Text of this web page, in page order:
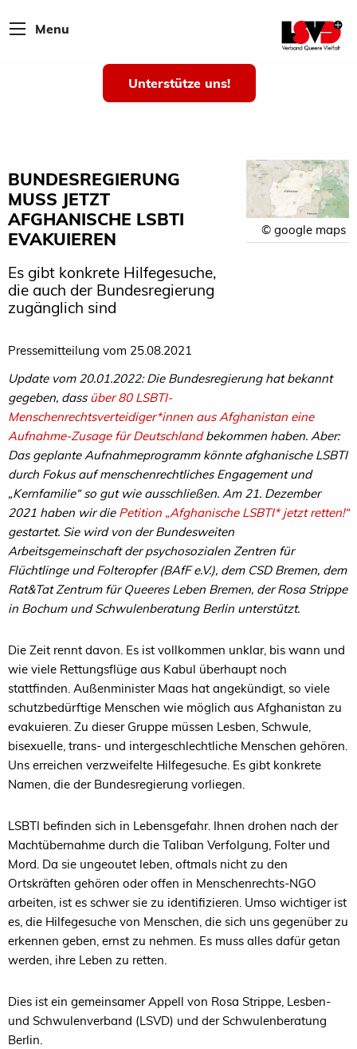
Menu
Unterstütze uns!
BUNDESREGIERUNG
MUSS JETZT
AFGHANISCHE LSBTI
EVAKUIEREN
Es gibt konkrete Hilfegesuche,
die auch der Bundesregierung
zugänglich sind
© google maps
Pressemitteilung vom 25.08.2021
Update vom 20.01.2022: Die Bundesregierung hat bekannt
gegeben, dass über 80 LSBTI-
Menschenrechtsverteidiger*innen aus Afghanistan eine
Aufnahme-Zusage für Deutschlandbekommen haben. Aber:
Das geplante Aufnahmeprogramm könnte afghanische LSBTI
durch Fokus auf menschenrechtliches Engagement und
„Kernfamilie“ so gut wie ausschließen. Am 21. Dezember
2021 haben wir die Petition „Afghanische LSBTI* jetzt retten!“
gestartet. Sie wird von der Bundesweiten
Arbeitsgemeinschaft der psychosozialen Zentren für
Flüchtlinge und Folteropfer (BAfF e.V.), dem CSD Bremen, dem
Rat&Tat Zentrum für Queeres Leben Bremen, der Rosa Strippe
in Bochum und Schwulenberatung Berlin unterstützt.
Die Zeit rennt davon. Es ist vollkommen unklar, bis wann und
wie viele Rettungsflüge aus Kabul überhaupt noch
stattfinden. Außenminister Maas hat angekündigt, so viele
schutzbedürftige Menschen wie möglich aus Afghanistan zu
evakuieren. Zu dieser Gruppe müssen Lesben, Schwule,
bisexuelle, trans- und intergeschlechtliche Menschen gehören.
Uns erreichen verzweifelte Hilfegesuche. Es gibt konkrete
Namen, die der Bundesregierung vorliegen.
LSBTI befinden sich in Lebensgefahr. Ihnen drohen nach der
Machtübernahme durch die Taliban Verfolgung, Folter und
Mord. Da sie ungeoutet leben, oftmals nicht zu den
Ortskräften gehören oder offen in Menschenrechts-NGO
arbeiten, ist es schwer sie zu identifizieren. Umso wichtiger ist
es, die Hilfegesuche von Menschen, die sich uns gegenüber zu
erkennen geben, ernst zu nehmen. Es muss alles dafür getan
werden, ihre Leben zu retten.
Dies ist ein gemeinsamer Appell von Rosa Strippe, Lesben-
und Schwulenverband (LSVD) und der Schwulenberatung
Berlin.